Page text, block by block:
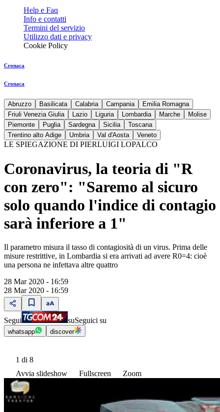
Help e Faq
Info e contatti
Termini del servizio
Utilizzo dati e privacy
Cookie Policy
Cronaca
Cronaca
Abruzzo Basilicata Calabria Campania
Emilia Romagna
Friuli Venezia Giulia
Lazio Liguria Lombardia Marche
Molise
Piemonte
Puglia Sardegna Sicilia
Toscana
Trentino alto Adige
Umbria Val d'Aosta Veneto
LE SPIEGAZIONE DI PIERLUIGI LOPALCO
Coronavirus, la teoria di "R
con zero": "Saremo al sicuro
solo quando l'indice di contagio
sarà inferiore a 1"
Il parametro misura il tasso di contagiosità di un virus. Prima delle
misure restrittive, in Lombardia si era arrivati ad avere R0=4: cioè
una persona ne infettava altre quattro
28 Mar 2020 - 16:59
28 Mar 2020 - 16:59
Segui suSeguici su
whatsapp discover
1 di 8
Avvia slideshow
Fullscreen Zoom